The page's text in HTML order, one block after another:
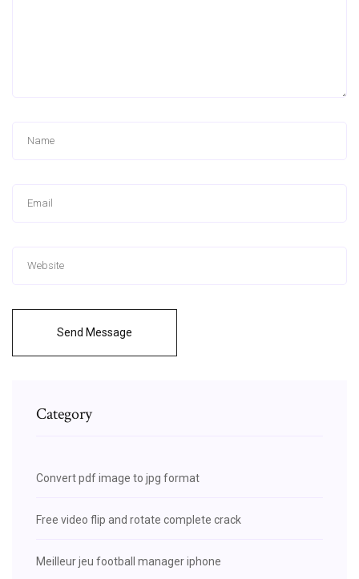
Send Message
Category
Convert pdf image to jpg format
Free video flip and rotate complete crack
Meilleur jeu football manager iphone